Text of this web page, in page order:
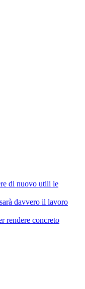
di nuovo utili le
davvero il lavoro
rendere concreto